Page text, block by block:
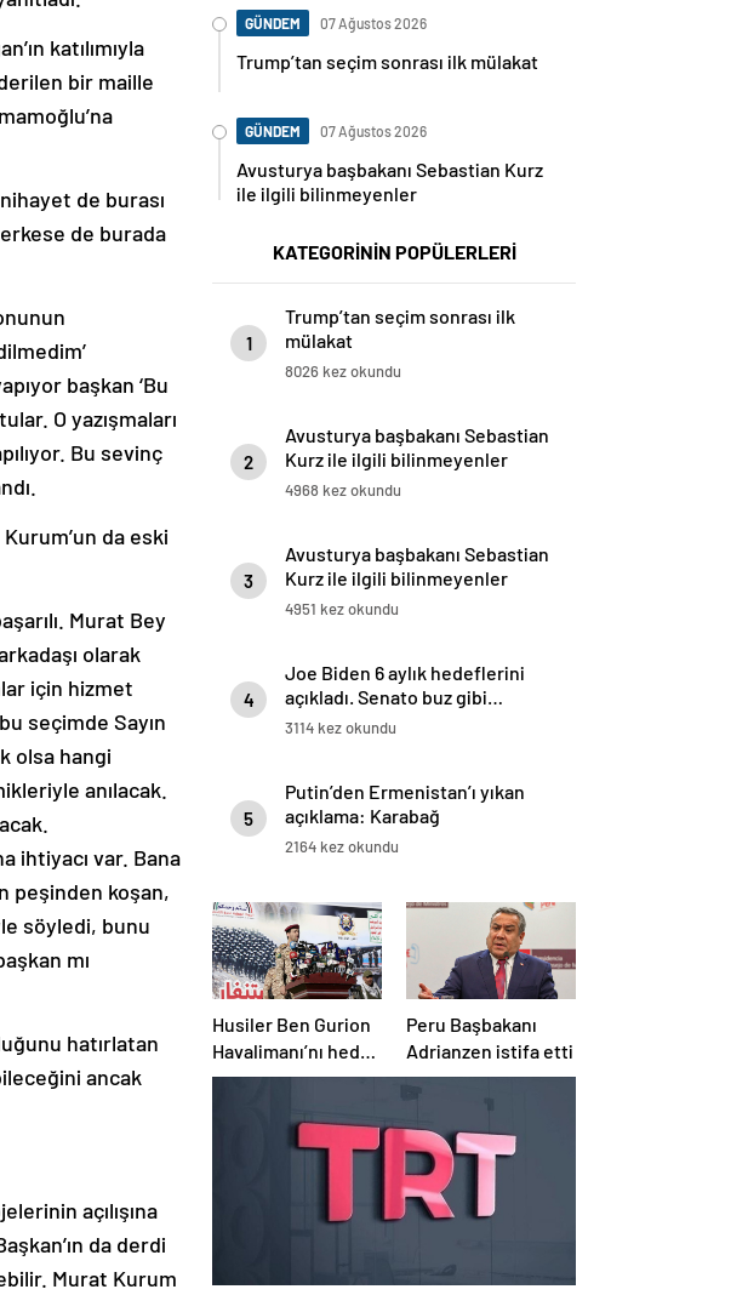
katılımıyla
bir maille
nihayet de burası
de burada
başkan ‘Bu
O yazışmaları
Bu sevinç
da eski
Murat Bey
olarak
için hizmet
seçimde Sayın
olsa hangi
anılacak.
ihtiyacı var. Bana
peşinden koşan,
söyledi, bunu
mı
hatırlatan
ancak
açılışına
da derdi
Murat Kurum
GÜNDEM 07 Ağustos 2026
Trump’tan seçim sonrası ilk mülakat
GÜNDEM 07 Ağustos 2026
Avusturya başbakanı Sebastian Kurz
ile ilgili bilinmeyenler
KATEGORİNİN POPÜLERLERİ
1
Trump’tan seçim sonrası ilk
mülakat
8026 kez okundu
2
Avusturya başbakanı Sebastian
Kurz ile ilgili bilinmeyenler
4968 kez okundu
3
Avusturya başbakanı Sebastian
Kurz ile ilgili bilinmeyenler
4951 kez okundu
4
Joe Biden 6 aylık hedeflerini
açıkladı. Senato buz gibi…
3114 kez okundu
5
Putin’den Ermenistan’ı yıkan
açıklama: Karabağ
Azerbaycan’ın ayrılmaz bir
2164 kez okundu
Husiler Ben Gurion
Havalimanı’nı hedef
aldı
Peru Başbakanı
Adrianzen istifa etti